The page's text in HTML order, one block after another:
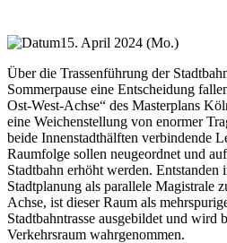
15. April 2024 (Mo.)
Über die Trassenführung der
Sommerpause eine Entscheidung
Ost-West-Achse“ des Masterplans
eine Weichenstellung von enormer
beide Innenstadthälften verbindende
Raumfolge sollen neugeordnet und
Stadtbahn erhöht werden. Entstanden
Stadtplanung als parallele Magistrale
Achse, ist dieser Raum als
Stadtbahntrasse ausgebildet und wird
Verkehrsraum wahrgenommen.